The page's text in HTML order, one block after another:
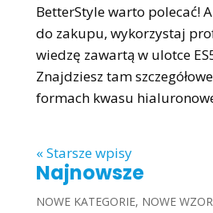
BetterStyle warto polecać!
do zakupu, wykorzystaj
wiedzę zawartą w ulotce
Znajdziesz tam
formach kwasu
« Starsze wpisy
Najnowsze
NOWE KATEGORIE, NOWE